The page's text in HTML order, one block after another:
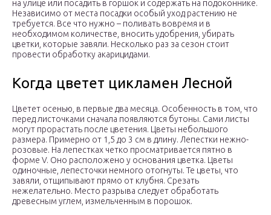
на улице или посадить в горшок и содержать на подоконнике.
Независимо от места посадки особый уход растению не
требуется. Все что нужно – поливать вовремя и в
необходимом количестве, вносить удобрения, убирать
цветки, которые завяли. Несколько раз за сезон стоит
провести обработку акарицидами.
Когда цветет цикламен Лесной
Цветет осенью, в первые два месяца. Особенность в том, что
перед листочками сначала появляются бутоны. Сами листы
могут прорастать после цветения. Цветы небольшого
размера. Примерно от 1,5 до 3 см в длину. Лепестки нежно-
розовые. На лепестках четко просматривается пятно в
форме V. Оно расположено у основания цветка. Цветы
одиночные, лепесточки немного отогнуты. Те цветы, что
завяли, отщипывают прямо от клубня. Срезать
нежелательно. Место разрыва следует обработать
древесным углем, измельченным в порошок.